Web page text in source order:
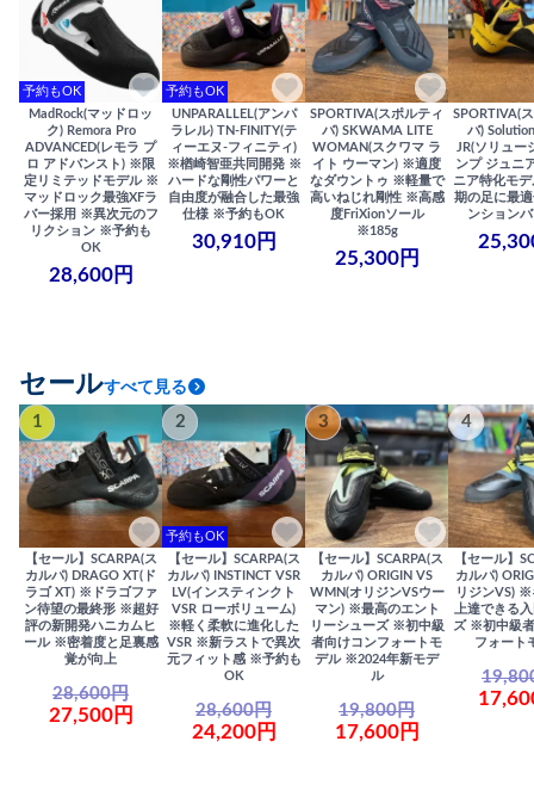
予約もOK
MadRock(マッドロッ
ク) Remora Pro
ADVANCED(レモラ プ
ロ アドバンスト) ※限
定リミテッドモデル ※
マッドロック最強XFラ
バー採用 ※異次元のフ
リクション ※予約も
OK
28,600円
予約もOK
UNPARALLEL(アンパ
ラレル) TN-FINITY(テ
ィーエヌ-フィニティ)
※楢崎智亜共同開発 ※
ハードな剛性パワーと
自由度が融合した最強
仕様 ※予約もOK
30,910円
SPORTIVA(スポルティ
バ) SKWAMA LITE
WOMAN(スクワマ ラ
イト ウーマン) ※適度
なダウントゥ ※軽量で
高いねじれ剛性 ※高感
度FriXionソール
※185g
25,300円
SPORTIVA(
バ)
JR(ソリュー
ンプ ジュニ
ニア特化モ
期の足に最
ンション
セールすべて見る
1
【セール】SCARPA(ス
カルパ) DRAGO XT(ド
ラゴ XT) ※ドラゴファ
ン待望の最終形 ※超好
評の新開発ハニカムヒ
ール ※密着度と足裏感
覚が向上
28,600円
27,500円
2
予約もOK
【セール】SCARPA(ス
カルパ) INSTINCT VSR
LV(インスティンクト
VSR ローボリューム)
※軽く柔軟に進化した
VSR ※新ラストで異次
元フィット感 ※予約も
OK
28,600円
24,200円
3
【セール】SCARPA(ス
カルパ) ORIGIN VS
WMN(オリジンVSウー
マン) ※最高のエント
リーシューズ ※初中級
者向けコンフォートモ
デル ※2024年新モデ
ル
19,800円
17,600円
4
【セール】
カルパ)
リジンVS) ※
上達できる
ズ ※初中級
フォート